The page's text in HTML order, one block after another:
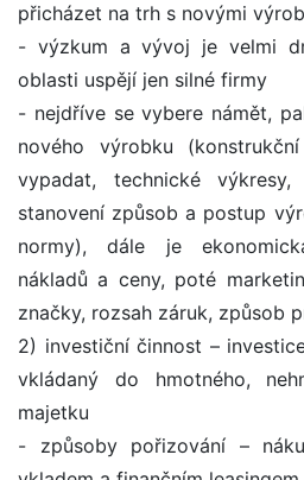
přicházet na trh s novými
- výzkum a vývoj je velmi
oblasti uspějí jen silné firmy
- nejdříve se vybere námět,
nového výrobku
vypadat, technické
stanovení způsob a postup
normy), dále je
nákladů a ceny, poté
značky, rozsah záruk, způsob
2) investiční činnost –
vkládaný do hmotného,
majetku
- způsoby pořizování –